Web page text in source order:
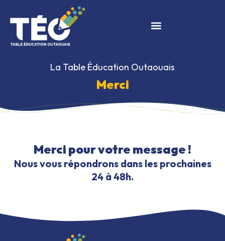
La Table Éducation Outaouais
Merci
Merci pour votre message !
Nous vous répondrons dans les prochaines
24 à 48h.